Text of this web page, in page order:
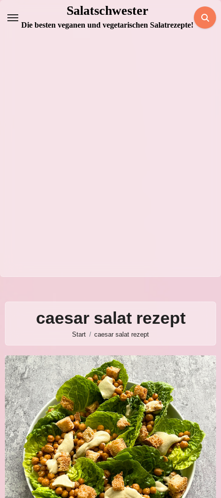
Inhalt
Salatschwester
Die besten veganen und vegetarischen Salatrezepte!
caesar salat rezept
Start caesar salat rezept